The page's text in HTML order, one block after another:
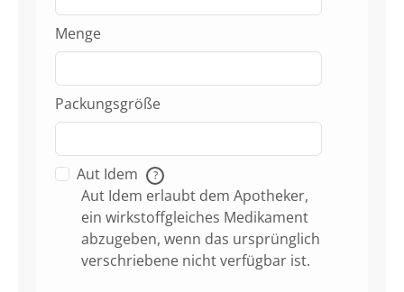
Menge
Packungsgröße
Aut Idem ?
Aut Idem erlaubt dem Apotheker,
ein wirkstoffgleiches Medikament
abzugeben, wenn das ursprünglich
verschriebene nicht verfügbar ist.